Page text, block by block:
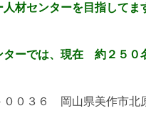
材センターを目指してま
ーでは、現在 約２５０
６ 岡山県美作市北原